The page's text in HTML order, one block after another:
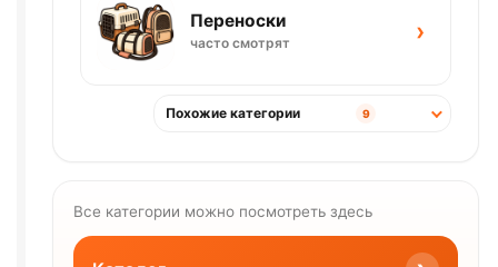
Переноски
часто смотрят ›
Похожие категории 9
Все категории можно посмотреть здесь